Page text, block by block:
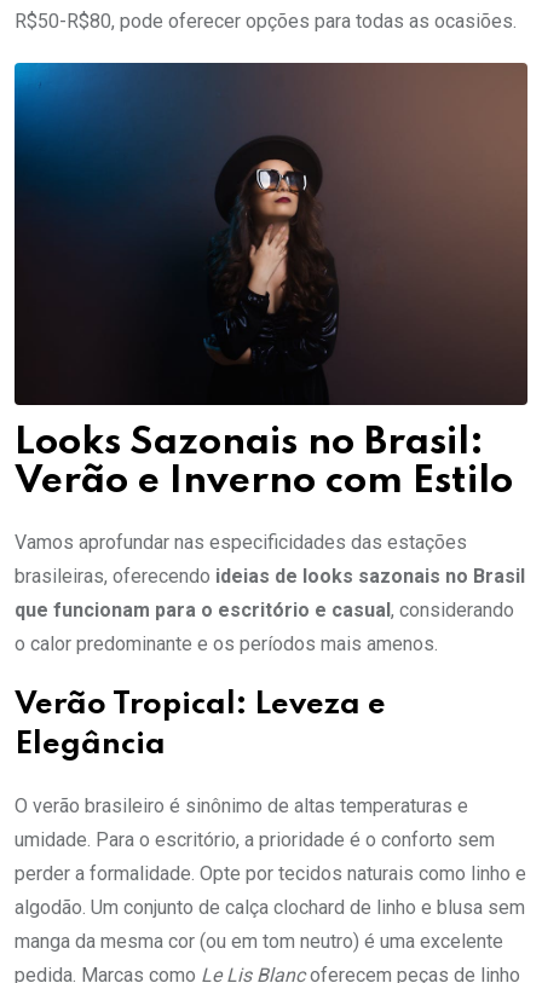
R$50-R$80, pode oferecer opções para todas as ocasiões.
Looks Sazonais no Brasil:
Verão e Inverno com Estilo
Vamos aprofundar nas especificidades das estações
brasileiras, oferecendo ideias de looks sazonais no Brasil
que funcionam para o escritório e casual, considerando
o calor predominante e os períodos mais amenos.
Verão Tropical: Leveza e
Elegância
O verão brasileiro é sinônimo de altas temperaturas e
umidade. Para o escritório, a prioridade é o conforto sem
perder a formalidade. Opte por tecidos naturais como linho e
algodão. Um conjunto de calça clochard de linho e blusa sem
manga da mesma cor (ou em tom neutro) é uma excelente
pedida. Marcas como Le Lis Blancoferecem peças de linho